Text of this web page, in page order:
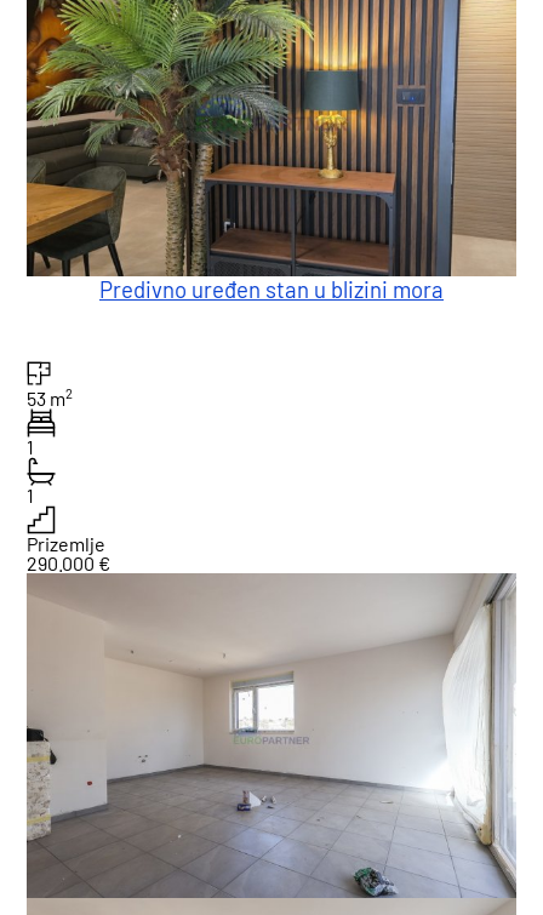
Predivno uređen stan u blizini mora
53 m2
1
1
Prizemlje
290.000 €